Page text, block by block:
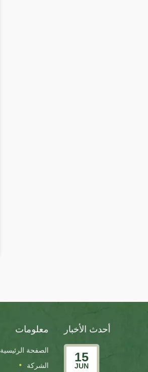
معلومات
الصفحة الرئيسية
الشركة
أحدث الأخبار
15
JUN